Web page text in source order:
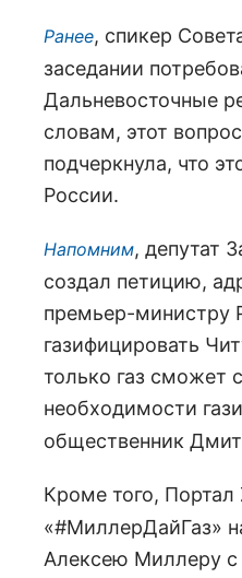
Ранее, спикер
заседании
Дальневосточные
словам, этот
подчеркнула, что
России.
Напомним, депутат
создал петицию,
премьер-министру
газифицировать
только газ сможет
необходимости
общественник
Кроме того, Портал
«#МиллерДайГаз»
Алексею Миллеру с